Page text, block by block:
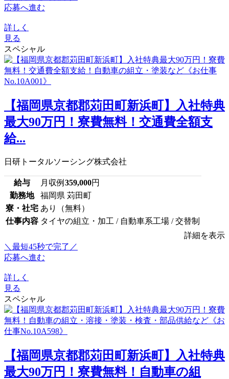
応募へ進む
詳しく
見る
スペシャル
【福岡県京都郡苅田町新浜町】入社特典
最大90万円！寮費無料！交通費全額支
給...
日研トータルソーシング株式会社
給与 月収例 359,000円
勤務地
福岡県 苅田町
寮・社宅 あり（無料）
仕事内容 タイヤの組立・加工 / 自動車系工場 / 交替制
詳細を表示
＼最短45秒で完了／
応募へ進む
詳しく
見る
スペシャル
【福岡県京都郡苅田町新浜町】入社特典
最大90万円！寮費無料！自動車の組